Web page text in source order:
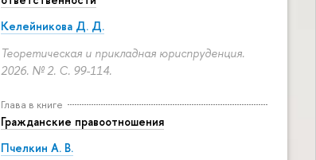
Келейникова Д. Д.
Теоретическая и прикладная юриспруденция.
2026. № 2. С. 99-114.
Глава в книге
Гражданские правоотношения
Пчелкин А. В.